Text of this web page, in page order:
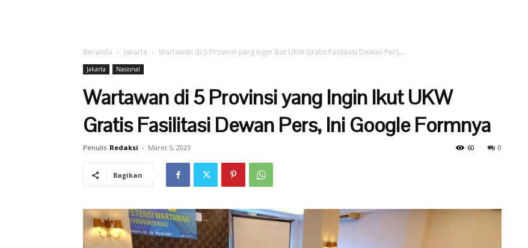
Beranda Jakarta Wartawan di 5 Provinsi yang Ingin Ikut UKW Gratis Fasilitasi Dewan Pers,...
Jakarta Nasional
Wartawan di 5 Provinsi yang Ingin Ikut UKW
Gratis Fasilitasi Dewan Pers, Ini Google Formnya
Penulis Redaksi - Maret 5, 2023 0
60
Bagikan